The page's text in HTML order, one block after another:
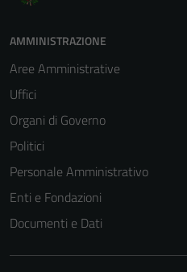
AMMINISTRAZIONE
Aree Amministrative
Uffici
Organi di Governo
Politici
Personale Amministrativo
Enti e Fondazioni
Documenti e Dati